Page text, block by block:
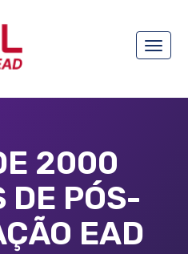
Toggle
2000
DE PÓS-
EAD